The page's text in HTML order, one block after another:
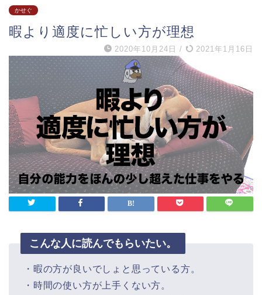
かせぐ
暇より適度に忙しい方が理想
2020年10月24日 / 2021年1月16日
こんな人に読んでもらいたい。
・暇の方が良いでしょと思っている方。
・時間の使い方が上手くない方。